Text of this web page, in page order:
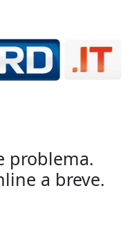
problema.
a breve.